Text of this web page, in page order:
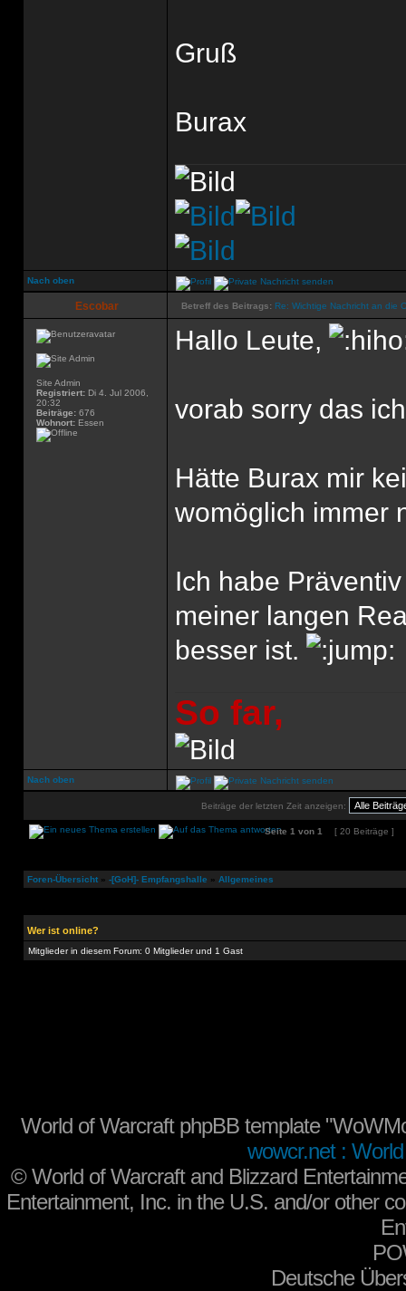
Gruß
Burax
Nach oben
Escobar Betreff des Beitrags: Re: Wichtige Nachricht an die
Site Admin
Registriert: Di 4. Jul 2006,
20:32
Beiträge: 676
Wohnort: Essen
Hallo Leute,
vorab sorry das
Hätte Burax mir
womöglich immer
Ich habe
meiner langen
besser ist.
So far,
Nach oben
Beiträge der letzten Zeit anzeigen:
Seite 1 von 1 [ 20 Beiträge ]
Foren-Übersicht » -[GoH]- Empfangshalle » Allgemeines
Wer ist online?
Mitglieder in diesem Forum: 0 Mitglieder und 1 Gast
World of Warcraft phpBB template
wowcr.net :
©World of Warcraft and Blizzard
Entertainment, Inc. in the U.S. and/or other
Deutsche